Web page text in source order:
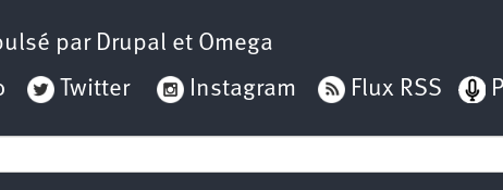
par Drupal et Omega
Twitter Instagram Flux RSS